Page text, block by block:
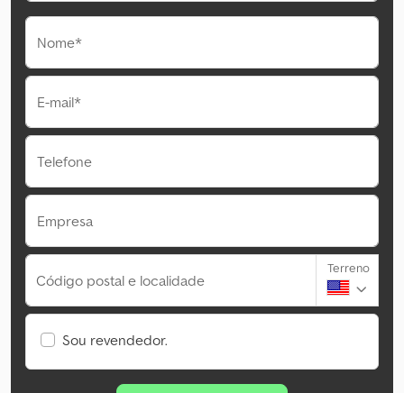
Nome*
E-mail*
Telefone
Empresa
Código postal e localidade
Terreno
Sou revendedor.